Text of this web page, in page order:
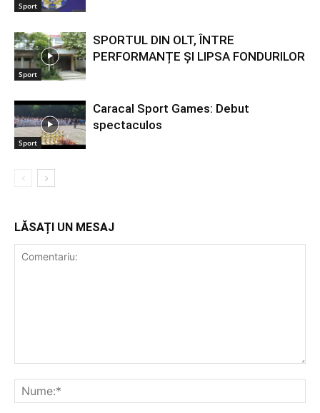
Sport
Sport
SPORTUL DIN OLT, ÎNTRE
PERFORMANȚE ȘI LIPSA FONDURILOR
Sport
Caracal Sport Games: Debut
spectaculos
LĂSAȚI UN MESAJ